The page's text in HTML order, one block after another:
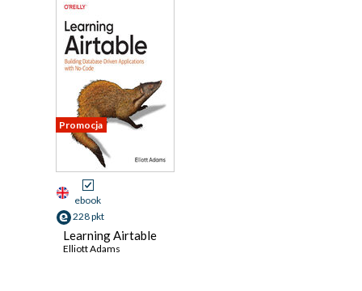
Promocja
ebook
228 pkt
Learning Airtable
Elliott Adams